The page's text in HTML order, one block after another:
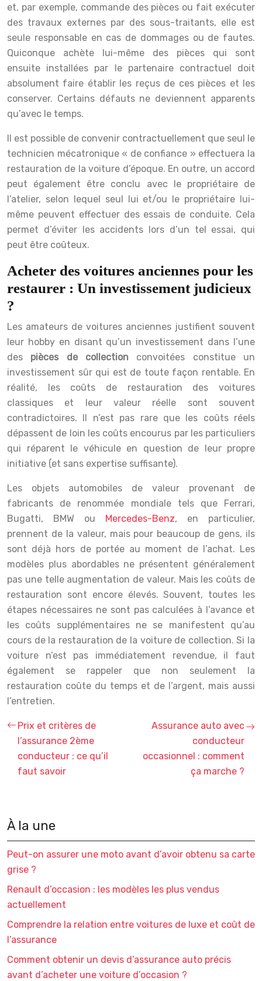
et, par exemple, commande des pièces ou fait exécuter
des travaux externes par des sous-traitants, elle est
seule responsable en cas de dommages ou de fautes.
Quiconque achète lui-même des pièces qui sont
ensuite installées par le partenaire contractuel doit
absolument faire établir les reçus de ces pièces et les
conserver. Certains défauts ne deviennent apparents
qu’avec le temps.
Il est possible de convenir contractuellement que seul le
technicien mécatronique « de confiance » effectuera la
restauration de la voiture d’époque. En outre, un accord
peut également être conclu avec le propriétaire de
l’atelier, selon lequel seul lui et/ou le propriétaire lui-
même peuvent effectuer des essais de conduite. Cela
permet d’éviter les accidents lors d’un tel essai, qui
peut être coûteux.
Acheter des voitures anciennes pour les
restaurer : Un investissement judicieux
?
Les amateurs de voitures anciennes justifient souvent
leur hobby en disant qu’un investissement dans l’une
des pièces de collection convoitées constitue un
investissement sûr qui est de toute façon rentable. En
réalité, les coûts de restauration des voitures
classiques et leur valeur réelle sont souvent
contradictoires. Il n’est pas rare que les coûts réels
dépassent de loin les coûts encourus par les particuliers
qui réparent le véhicule en question de leur propre
initiative (et sans expertise suffisante).
Les objets automobiles de valeur provenant de
fabricants de renommée mondiale tels que Ferrari,
Bugatti, BMW ou Mercedes-Benz, en particulier,
prennent de la valeur, mais pour beaucoup de gens, ils
sont déjà hors de portée au moment de l’achat. Les
modèles plus abordables ne présentent généralement
pas une telle augmentation de valeur. Mais les coûts de
restauration sont encore élevés. Souvent, toutes les
étapes nécessaires ne sont pas calculées à l’avance et
les coûts supplémentaires ne se manifestent qu’au
cours de la restauration de la voiture de collection. Si la
voiture n’est pas immédiatement revendue, il faut
également se rappeler que non seulement la
restauration coûte du temps et de l’argent, mais aussi
l’entretien.
Prix et critères de
l’assurance 2ème
conducteur : ce qu’il
faut savoir
Assurance auto avec
conducteur
occasionnel : comment
ça marche ?
À la une
Peut-on assurer une moto avant d’avoir obtenu sa carte
grise ?
Renault d’occasion : les modèles les plus vendus
actuellement
Comprendre la relation entre voitures de luxe et coût de
l’assurance
Comment obtenir un devis d’assurance auto précis
avant d’acheter une voiture d’occasion ?